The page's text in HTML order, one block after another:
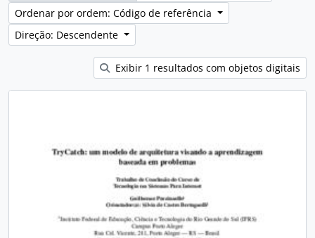
Ordenar por ordem: Código de referência
Direção: Descendente
Exibir 1 resultados com objetos digitais